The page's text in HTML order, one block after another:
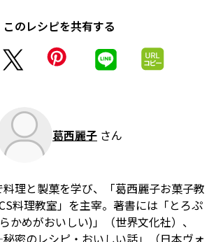
このレシピを共有する
葛西麗子 さん
理と製菓を学び、「葛西麗子お菓子教
料理教室」を主宰。著書には「とろぷ
かめがおいしい)」（世界文化社）、